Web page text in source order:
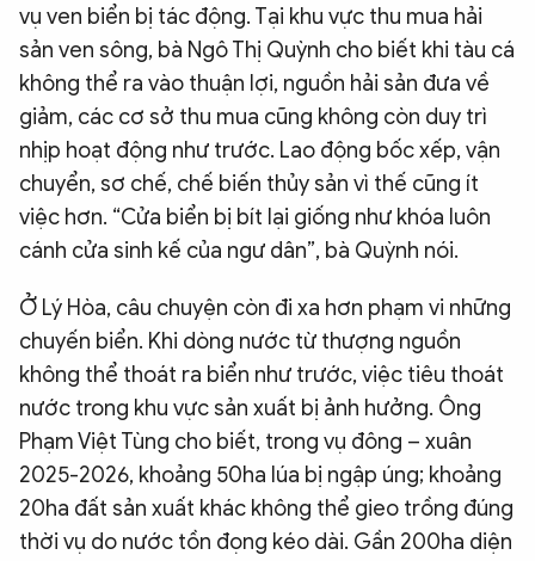
vụ ven biển bị tác động. Tại khu vực thu mua hải
sản ven sông, bà Ngô Thị Quỳnh cho biết khi tàu cá
không thể ra vào thuận lợi, nguồn hải sản đưa về
giảm, các cơ sở thu mua cũng không còn duy trì
nhịp hoạt động như trước. Lao động bốc xếp, vận
chuyển, sơ chế, chế biến thủy sản vì thế cũng ít
việc hơn. “Cửa biển bị bít lại giống như khóa luôn
cánh cửa sinh kế của ngư dân”, bà Quỳnh nói.
Ở Lý Hòa, câu chuyện còn đi xa hơn phạm vi những
chuyến biển. Khi dòng nước từ thượng nguồn
không thể thoát ra biển như trước, việc tiêu thoát
nước trong khu vực sản xuất bị ảnh hưởng. Ông
Phạm Việt Tùng cho biết, trong vụ đông – xuân
2025-2026, khoảng 50ha lúa bị ngập úng; khoảng
20ha đất sản xuất khác không thể gieo trồng đúng
thời vụ do nước tồn đọng kéo dài. Gần 200ha diện